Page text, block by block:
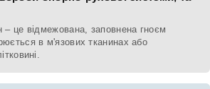
– це відмежована, заповнена гноєм
в м'язових тканинах або